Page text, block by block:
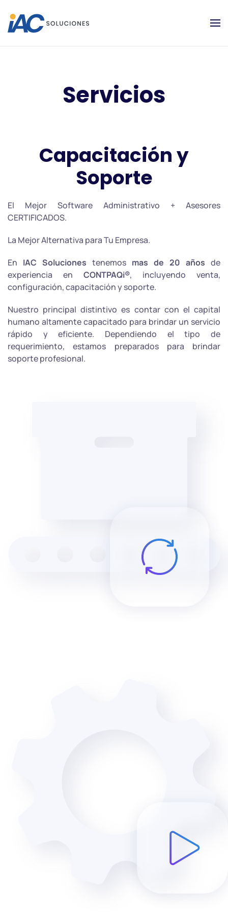
Servicios
Capacitación y
Soporte
El Mejor Software Administrativo + Asesores
CERTIFICADOS.
La Mejor Alternativa para Tu Empresa.
En IAC Soluciones tenemos mas de 20 años de
experiencia en CONTPAQi®, incluyendo venta,
configuración, capacitación y soporte.
Nuestro principal distintivo es contar con el capital
humano altamente capacitado para brindar un servicio
rápido y eficiente. Dependiendo el tipo de
requerimiento, estamos preparados para brindar
soporte profesional.